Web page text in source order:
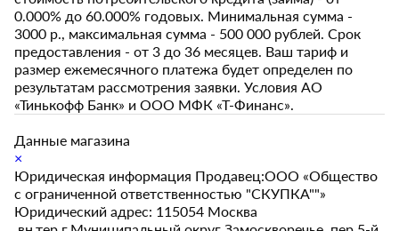
0.000% до 60.000% годовых. Минимальная сумма -
3000 р., максимальная сумма - 500 000 рублей. Срок
предоставления - от 3 до 36 месяцев. Ваш тариф и
размер ежемесячного платежа будет определен по
результатам рассмотрения заявки. Условия АО
«Тинькофф Банк» и ООО МФК «Т-Финанс».
Данные магазина
×
Юридическая информация Продавец:ООО «Общество
с ограниченной ответственностью "СКУПКА""»
Юридический адрес: 115054 Москва